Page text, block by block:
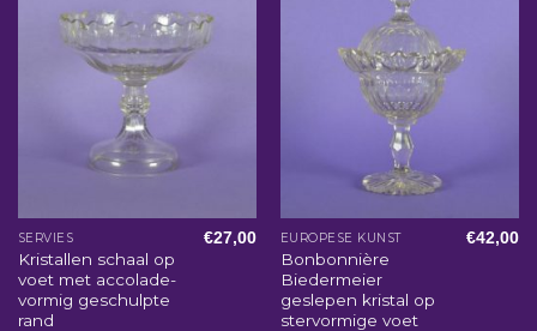
SERVIES
Kristallen schaal op
voet met accolade-
vormig geschulpte
rand
€27,00 EUROPESE KUNST
Bonbonnière
Biedermeier
geslepen kristal op
stervormige voet
€42,00